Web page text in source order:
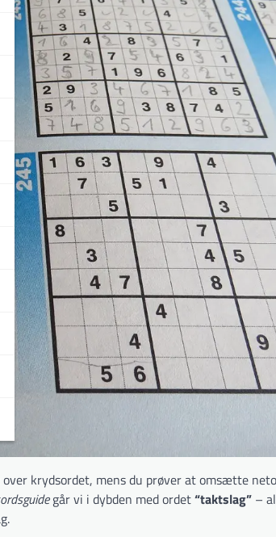
krydsordet, mens du prøver at omsætte
går vi i dybden med ordet“taktslag” –